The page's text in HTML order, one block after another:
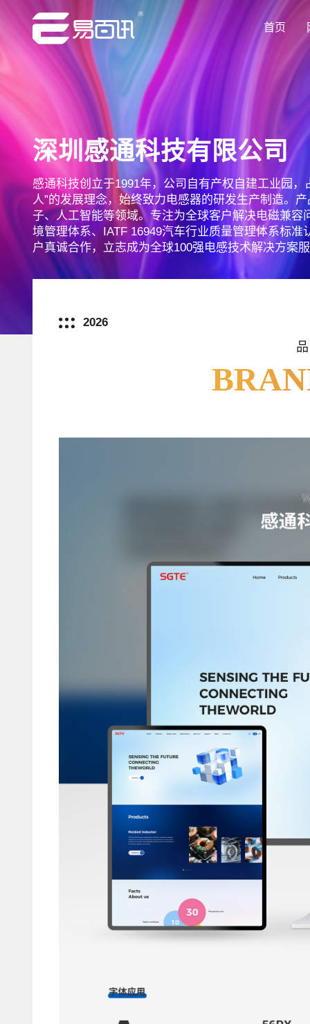
首页
让企业品牌价值更进一步
专注网站建设行业优质供应商
让企业品牌价值更进一步
专注网站建设行业优质供应商
让企业品牌价值更进一步
专注网站建设行业优质供应商
让企业品牌价值更进一步
专注网站建设行业优质供应商
让企业品牌价值更进一步
专注网站建设行业优质供应商
深圳感通科技有限公司
感通科技创立于1991年，公司自有产权自建工业园
人”的发展理念，始终致力电感器的研发生产制造。
子、人工智能等领域。专注为全球客户解决电磁兼
境管理体系、IATF 16949汽车行业质量管理体系标
户真诚合作，立志成为全球100强电感技术解决方案
2026